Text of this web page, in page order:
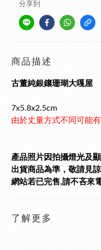
分享到
商品描述
古董純銀鑲珊瑚大嘎屋
7x5.8x2.5cm
由於丈量方式不同可能有
產品照片因拍攝燈光及
出貨商品為準，敬請見諒
網站若已完售,請不吝來
了解更多